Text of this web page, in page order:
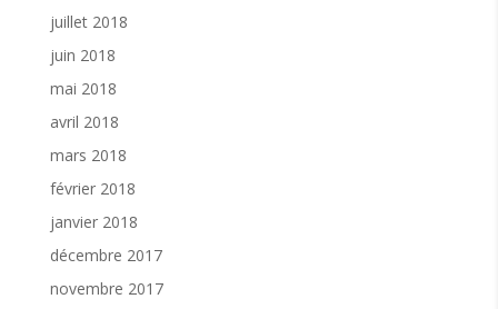
juillet 2018
juin 2018
mai 2018
avril 2018
mars 2018
février 2018
janvier 2018
décembre 2017
novembre 2017